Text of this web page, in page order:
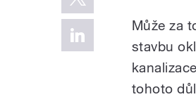
Může za
stavbu
tohoto